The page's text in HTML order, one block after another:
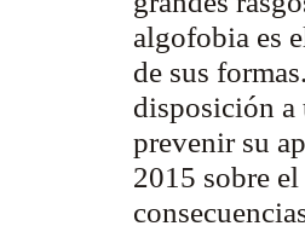
algofobia es
de sus
disposición
prevenir su
2015 sobre